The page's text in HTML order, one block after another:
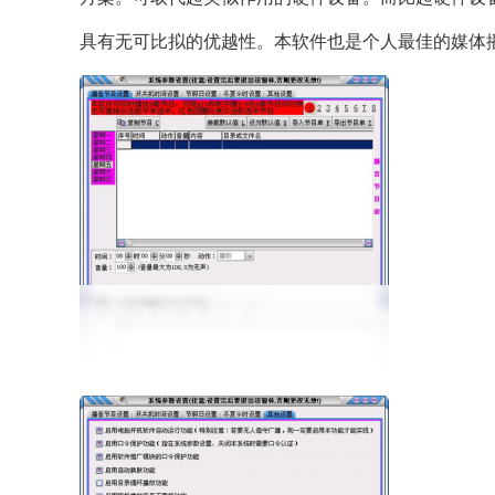
具有无可比拟的优越性。本软件也是个人最佳的媒体